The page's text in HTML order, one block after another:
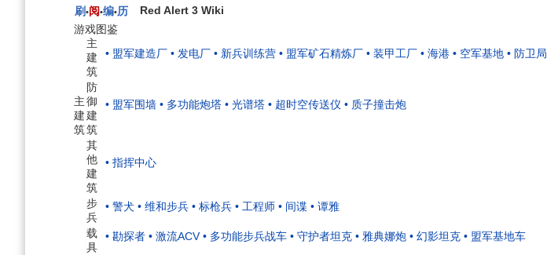
刷•阅•编•历
Red Alert 3 Wiki
游戏图鉴
主
建
筑
主
建
筑
• 盟军建造厂 • 发电厂 • 新兵训练营 • 盟军矿石精炼厂 • 装甲工厂 • 海港 • 空军基地 • 防卫局
防
御
建
筑
• 盟军围墙 • 多功能炮塔 • 光谱塔 • 超时空传送仪 • 质子撞击炮
其
他
建
筑
• 指挥中心
步
兵
• 警犬 • 维和步兵 • 标枪兵 • 工程师 • 间谍 • 谭雅
载
具
• 勘探者 • 激流ACV • 多功能步兵战车 • 守护者坦克 • 雅典娜炮 • 幻影坦克 • 盟军基地车